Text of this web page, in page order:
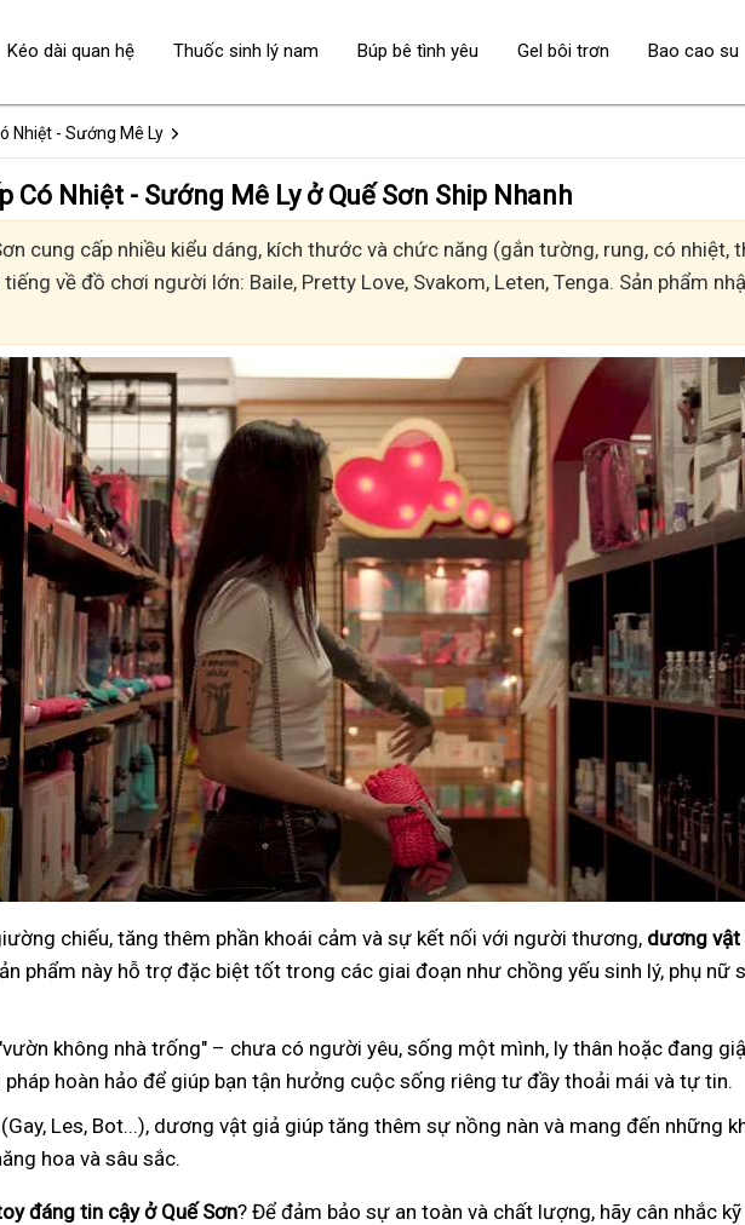
Nhiệt - Sướng Mê Ly
Có Nhiệt - Sướng Mê Ly ở Quế Sơn Ship Nhanh
cung cấp nhiều kiểu dáng, kích thước và chức năng (gắn tường, rung, có nhiệt,
về đồ chơi người lớn: Baile, Pretty Love, Svakom, Leten, Tenga. Sản phẩm
chiếu, tăng thêm phần khoái cảm và sự kết nối với người thương, dương vật
phẩm này hỗ trợ đặc biệt tốt trong các giai đoạn như chồng yếu sinh lý, phụ nữ
không nhà trống" – chưa có người yêu, sống một mình, ly thân hoặc đang
pháp hoàn hảo để giúp bạn tận hưởng cuộc sống riêng tư đầy thoải mái và tự tin.
Les, Bot...), dương vật giả giúp tăng thêm sự nồng nàn và mang đến những
hoa và sâu sắc.
đáng tin cậy ở Quế Sơn? Để đảm bảo sự an toàn và chất lượng, hãy cân nhắc
Kéo dài quan hệ Thuốc sinh lý nam Búp bê tình yêu Gel bôi trơn Bao cao su